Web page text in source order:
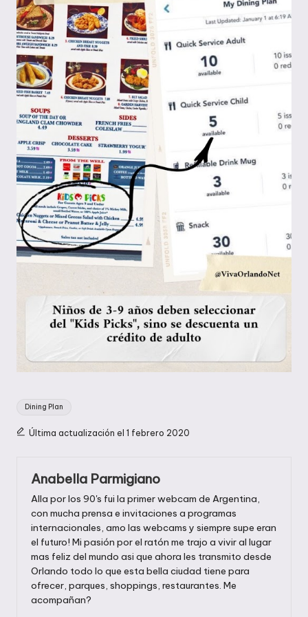
Etiquetas:
Dining Plan
Última actualización el 1 febrero 2020
Anabella Parmigiano
Alla por los 90's fui la primer webcam de Argentina,
con mucha prensa e invitaciones a programas
internacionales, amo las webcams y siempre supe eran
el futuro! Mi pasión por el ratón me trajo a vivir al lugar
mas feliz del mundo asi que ahora les transmito desde
Orlando todo lo que esta bella ciudad tiene para
ofrecer, parques, shoppings, restaurantes. Me
acompañan?